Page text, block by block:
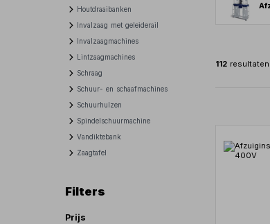
Houtdraaibanken
Invalzaag met geleiderail
Invalzaagmachines
Lintzaagmachines
Schraag
Schuur- en schaafmachines
Schuurhulzen
Spindelschuurmachine
Vandiktebank
Zaagtafel
Filters
Prijs
112 resultaten